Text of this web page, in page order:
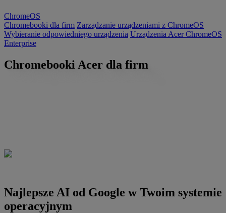
ChromeOS
Chromebooki dla firm Zarządzanie urządzeniami z ChromeOS
Wybieranie odpowiedniego urządzenia Urządzenia Acer ChromeOS
Enterprise
Chromebooki Acer dla firm
Najlepsze AI od Google w Twoim systemie
operacyjnym